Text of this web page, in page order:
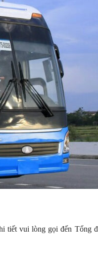
tiết vui lòng gọi đến Tổng